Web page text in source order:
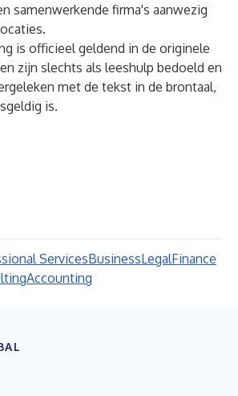
samenwerkende firma's aanwezig
is officieel geldend in de originele
zijn slechts als leeshulp bedoeld en
met de tekst in de brontaal,
is.
ServicesBusinessLegalFinance
Accounting